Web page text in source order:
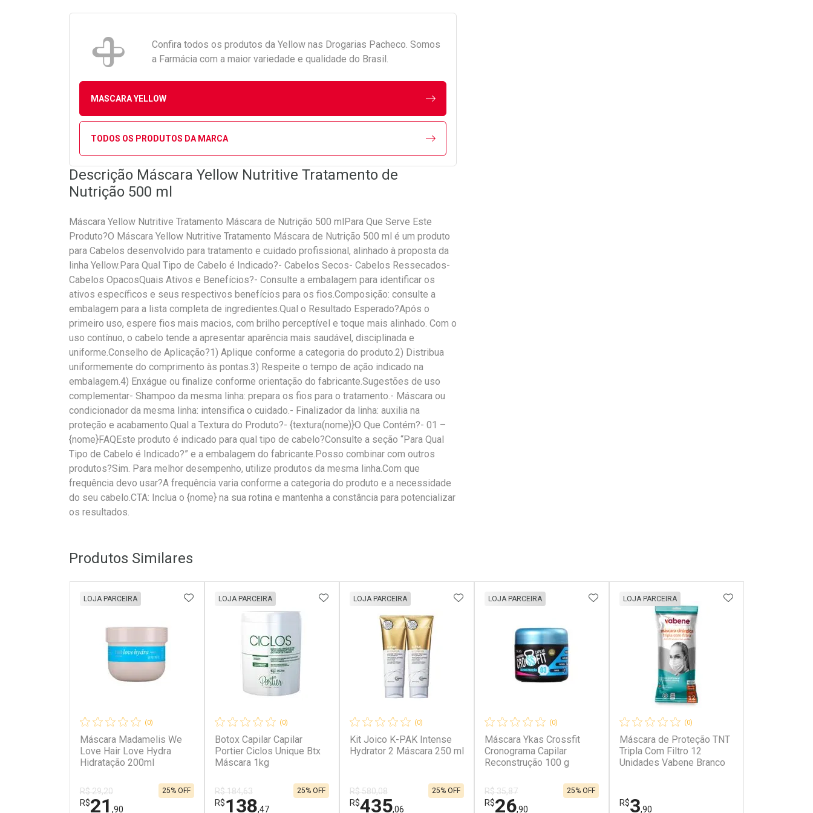
Confira todos os produtos da Yellow nas Drogarias Pacheco. Somos
a Farmácia com a maior variedade e qualidade do Brasil.
MASCARA YELLOW
TODOS OS PRODUTOS DA MARCA
Descrição Máscara Yellow Nutritive Tratamento de
Nutrição 500 ml
Máscara Yellow Nutritive Tratamento Máscara de Nutrição 500 mlPara Que Serve Este
Produto?O Máscara Yellow Nutritive Tratamento Máscara de Nutrição 500 ml é um produto
para Cabelos desenvolvido para tratamento e cuidado profissional, alinhado à proposta da
linha Yellow.Para Qual Tipo de Cabelo é Indicado?- Cabelos Secos- Cabelos Ressecados-
Cabelos OpacosQuais Ativos e Benefícios?- Consulte a embalagem para identificar os
ativos específicos e seus respectivos benefícios para os fios.Composição: consulte a
embalagem para a lista completa de ingredientes.Qual o Resultado Esperado?Após o
primeiro uso, espere fios mais macios, com brilho perceptível e toque mais alinhado. Com o
uso contínuo, o cabelo tende a apresentar aparência mais saudável, disciplinada e
uniforme.Conselho de Aplicação?1) Aplique conforme a categoria do produto.2) Distribua
uniformemente do comprimento às pontas.3) Respeite o tempo de ação indicado na
embalagem.4) Enxágue ou finalize conforme orientação do fabricante.Sugestões de uso
complementar- Shampoo da mesma linha: prepara os fios para o tratamento.- Máscara ou
condicionador da mesma linha: intensifica o cuidado.- Finalizador da linha: auxilia na
proteção e acabamento.Qual a Textura do Produto?- {textura(nome)}O Que Contém?- 01 –
{nome}FAQEste produto é indicado para qual tipo de cabelo?Consulte a seção “Para Qual
Tipo de Cabelo é Indicado?” e a embalagem do fabricante.Posso combinar com outros
produtos?Sim. Para melhor desempenho, utilize produtos da mesma linha.Com que
frequência devo usar?A frequência varia conforme a categoria do produto e a necessidade
do seu cabelo.CTA: Inclua o {nome} na sua rotina e mantenha a constância para potencializar
os resultados.
Produtos Similares
(0)
Máscara Madamelis We
Love Hair Love Hydra
Hidratação 200ml
LOJA PARCEIRA
R$ 29,20
R$21 ,90
25% OFF
ADICIONAR AOS FAVORITOS
(0)
Botox Capilar Capilar
Portier Ciclos Unique Btx
Máscara 1kg
LOJA PARCEIRA
R$ 184,63
R$138,47
25% OFF
ADICIONAR AOS FAVORITOS
(0)
Kit Joico K-PAK Intense
Hydrator 2 Máscara 250 ml
LOJA PARCEIRA
R$ 580,08
R$435,06
25% OFF
ADICIONAR AOS FAVORITOS
(0)
Máscara Ykas Crossfit
Cronograma Capilar
Reconstrução 100 g
LOJA PARCEIRA
R$ 35,87
R$26,90
25% OFF
ADICIONAR AOS FAVORITOS
(0)
Máscara de Proteção TNT
Tripla Com Filtro 12
Unidades Vabene Branco
LOJA PARCEIRA
R$3,90
ADICIONAR AOS